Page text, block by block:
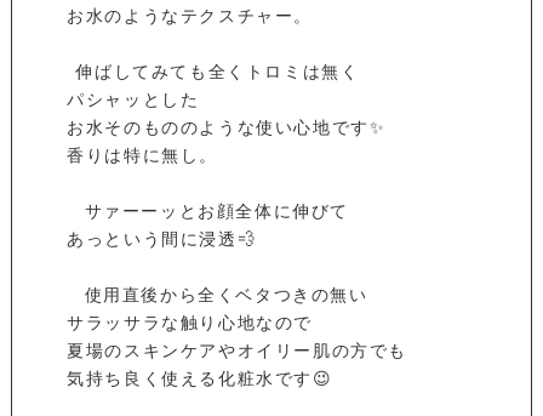
⁡ お水のようなテクスチャー。⁡
⁡ ⁡ 伸ばしてみても全くトロミは無く⁡
⁡ パシャッとした⁡
⁡ お水そのもののような使い心地です✨⁡
⁡ 香りは特に無し。⁡
⁡ ⁡ ⁡ サァーーッとお顔全体に伸びて⁡
⁡ あっという間に浸透💨⁡
⁡ ⁡ ⁡ 使用直後から全くベタつきの無い⁡
⁡ サラッサラな触り心地なので⁡
⁡ 夏場のスキンケアやオイリー肌の方でも⁡
⁡ 気持ち良く使える化粧水です😉⁡